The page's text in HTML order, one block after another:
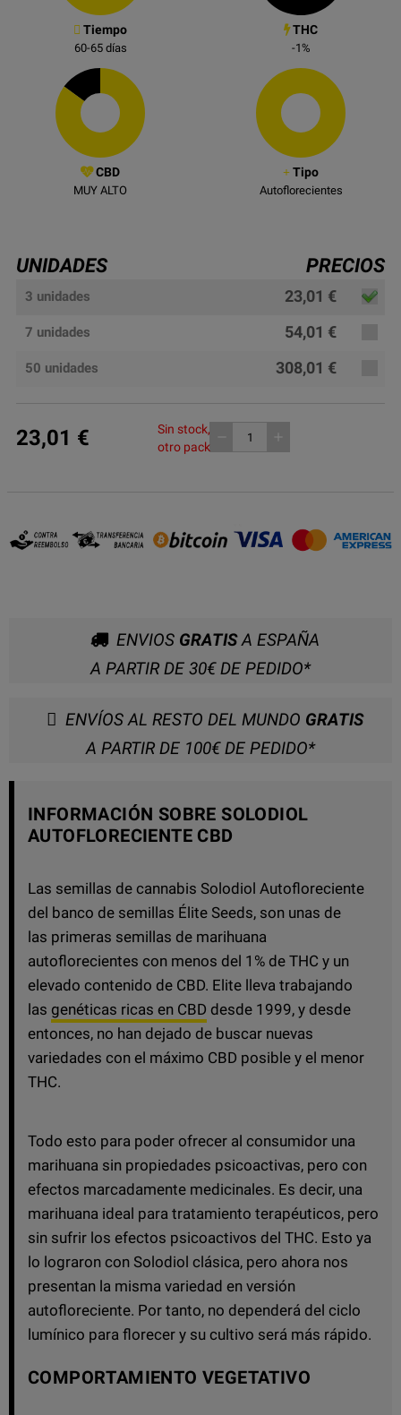
Tiempo
60-65días
THC
-1%
CBD
MUY ALTO
Tipo
Autoflorecientes
UNIDADES PRECIOS
3 unidades 23,01 €
7 unidades 54,01 €
50 unidades 308,01 €
23,01 € add
Sin stock, consulta
otro pack
ENVIOS GRATISA ESPAÑA
A PARTIR DE 30€ DE PEDIDO*
ENVÍOS AL RESTO DEL MUNDO GRATIS
A PARTIR DE 100€ DE PEDIDO*
INFORMACIÓN SOBRE SOLODIOL
AUTOFLORECIENTE CBD
Las semillas de cannabis Solodiol Autofloreciente
del banco de semillas Élite Seeds, son unas de
las primeras semillas de marihuana
autoflorecientes con menos del 1% de THC y un
elevado contenido de CBD. Elite lleva trabajando
las genéticas ricas en CBD desde 1999, y desde
entonces, no han dejado de buscar nuevas
variedades con el máximo CBD posible y el menor
THC.
Todo esto para poder ofrecer al consumidor una
marihuana sin propiedades psicoactivas, pero con
efectos marcadamente medicinales. Es decir, una
marihuana ideal para tratamiento terapéuticos, pero
sin sufrir los efectos psicoactivos del THC. Esto ya
lo lograron con Solodiol clásica, pero ahora nos
presentan la misma variedad en versión
autofloreciente. Por tanto, no dependerá del ciclo
lumínico para florecer y su cultivo será más rápido.
COMPORTAMIENTO VEGETATIVO